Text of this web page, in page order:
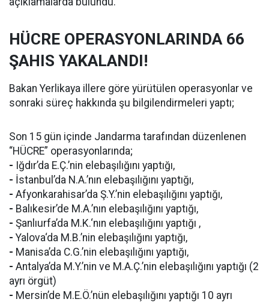
HÜCRE OPERASYONLARINDA 66
ŞAHIS YAKALANDI!
Bakan Yerlikaya illere göre yürütülen operasyonlar ve
sonraki süreç hakkında şu bilgilendirmeleri yaptı;
Son 15 gün içinde Jandarma tarafından düzenlenen
“HÜCRE” operasyonlarında;
- Iğdır’da E.Ç.’nin elebaşılığını yaptığı,
- İstanbul’da N.A.’nın elebaşılığını yaptığı,
- Afyonkarahisar’da Ş.Y.’nin elebaşılığını yaptığı,
- Balıkesir’de M.A.’nın elebaşılığını yaptığı,
- Şanlıurfa’da M.K.‘nın elebaşılığını yaptığı ,
- Yalova‘da M.B.’nin elebaşılığını yaptığı,
- Manisa’da C.G.’nin elebaşılığını yaptığı,
- Antalya’da M.Y.’nin ve M.A.Ç.’nin elebaşılığını yaptığı (2
ayrı örgüt)
- Mersin’de M.E.Ö.’nün elebaşılığını yaptığı 10 ayrı